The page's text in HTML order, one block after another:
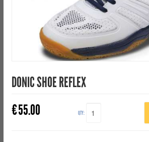
DONIC SHOE REFLEX
€55.00 QTY: